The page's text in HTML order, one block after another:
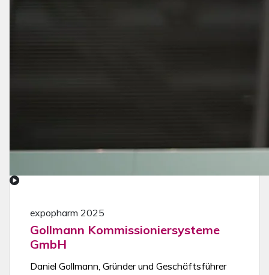
expopharm 2025
Gollmann Kommissioniersysteme
GmbH
Daniel Gollmann, Gründer und Geschäftsführer